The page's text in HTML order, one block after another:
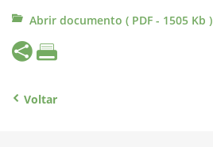
Abrir documento ( PDF - 1505 Kb )
Voltar